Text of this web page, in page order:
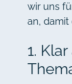
wir uns
an,
1.